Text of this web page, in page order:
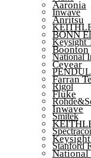
Inwave
Keysight
National
Rigol
Smitek
Stanford
Aaronia
Anritsu
BONN
Boonton
Ceyear
Farran
Fluke
Inwave
National